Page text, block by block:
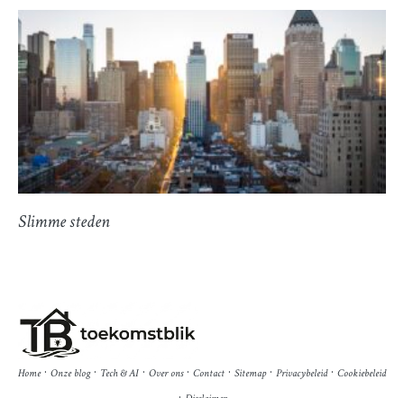
Slimme steden
Home· Onze blog· Tech & AI · Over ons· Contact · Sitemap· Privacybeleid· Cookiebeleid